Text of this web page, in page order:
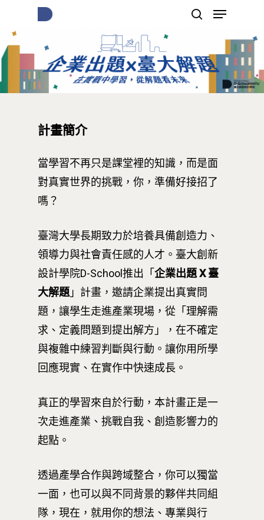
按下Enter開始搜尋，或Esc關閉跳窗
計畫簡介
當學習不再只是課堂裡的知識，而是面
對真實世界的挑戰，你，準備好接招了
嗎？
臺灣大學長期致力於培養具備創造力、
領導力與社會責任感的人才。臺大創新
設計學院D-School推出「 企業出題 X 臺
大解題 」計畫，邀請企業提出真實問
題，讓學生走進產業現場，從「理解需
求、定義問題到提出解方」，在不確定
與複雜中練習判斷與行動。讓你用所學
回應現實、在實作中快速成長。
真正的學習來自於行動，本計畫正是一
次走進產業、挑戰自我、創造影響力的
起點。
透過產學合作與跨域整合，你可以獨當
一面，也可以與不同背景的夥伴共同組
隊，現在，就用你的想法、專業與行